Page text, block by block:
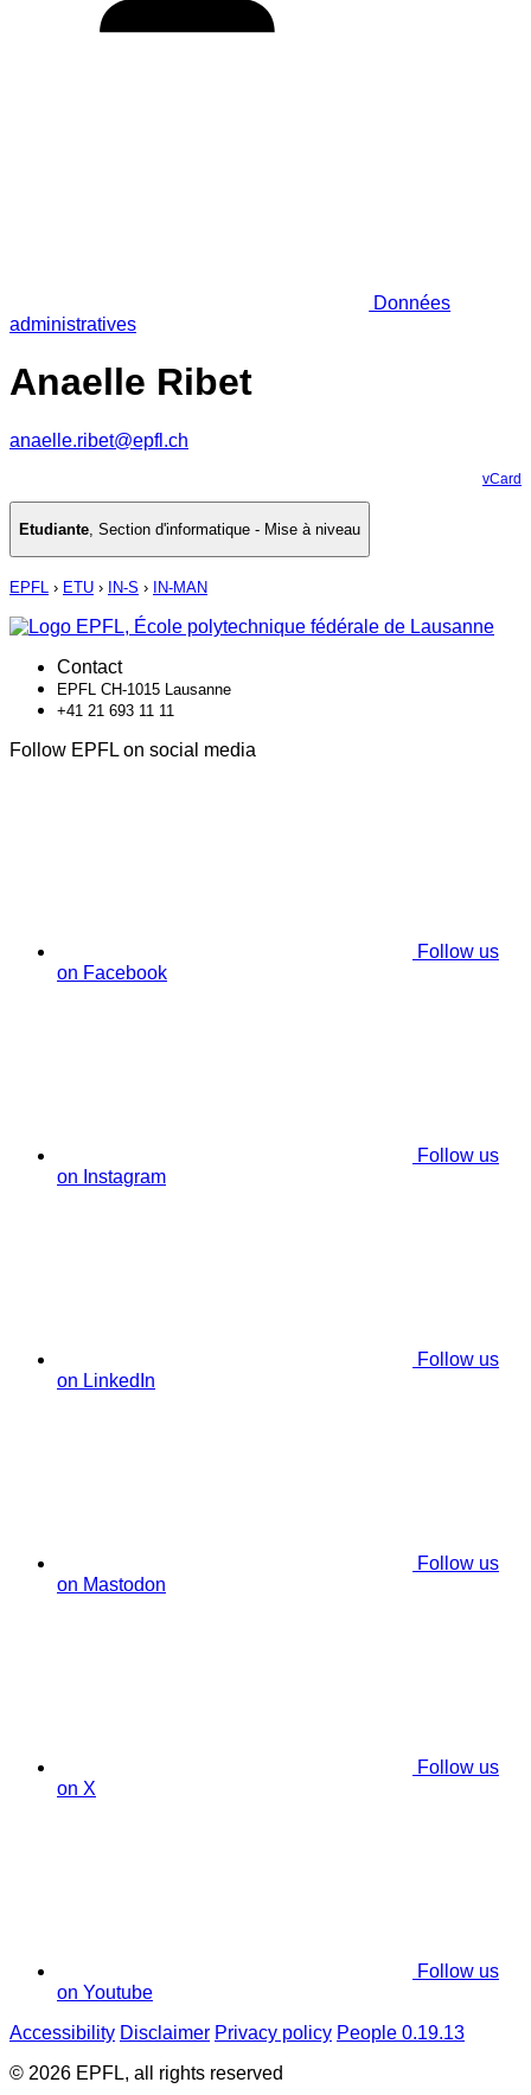
Données
administratives
Anaelle Ribet
anaelle.ribet@epfl.ch
vCard
Etudiante, Section d'informatique - Mise à niveau
EPFL › ETU › IN-S › IN-MAN
Contact
EPFL CH-1015 Lausanne
+41 21 693 11 11
Follow EPFL on social media
Follow us
on Facebook
Follow us
on Instagram
Follow us
on LinkedIn
Follow us
on Mastodon
Follow us
on X
Follow us
on Youtube
Accessibility Disclaimer Privacy policy People 0.19.13
© 2026 EPFL, all rights reserved